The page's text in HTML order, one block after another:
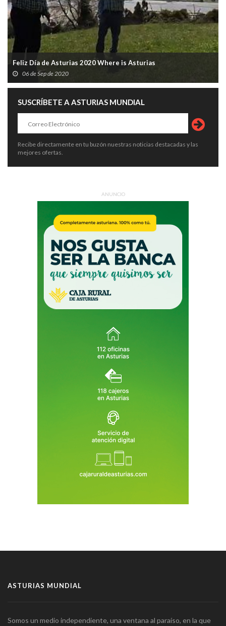
Feliz Día de Asturias 2020 Where is Asturias
06 de Sep de 2020
SUSCRÍBETE A ASTURIAS MUNDIAL
Recibe directamente en tu buzón nuestras noticias destacadas y las
mejores ofertas.
ANUNCIO
ASTURIAS MUNDIAL
Somos un medio independiente, una ventana al paraíso, en la que